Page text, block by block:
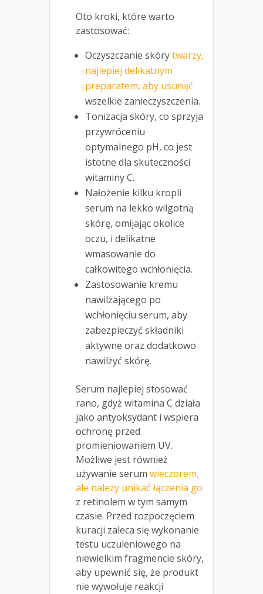
Oto kroki, które warto
zastosować:
Oczyszczanie skórytwarzy,
najlepiej delikatnym
preparatem, aby usunąć
wszelkie zanieczyszczenia.
Tonizacja skóry, co sprzyja
przywróceniu
optymalnego pH, co jest
istotne dla skuteczności
witaminy C.
Nałożenie kilku kropli
serum na lekko wilgotną
skórę, omijając okolice
oczu, i delikatne
wmasowanie do
całkowitego wchłonięcia.
Zastosowanie kremu
nawilżającego po
wchłonięciu serum, aby
zabezpieczyć składniki
aktywne oraz dodatkowo
nawilżyć skórę.
Serum najlepiej stosować
rano, gdyż witamina C działa
jako antyoksydant i wspiera
ochronę przed
promieniowaniem UV.
Możliwe jest również
używanie serum wieczorem,
ale należy unikać łączenia go
z retinolem w tym samym
czasie. Przed rozpoczęciem
kuracji zaleca się wykonanie
testu uczuleniowego na
niewielkim fragmencie skóry,
aby upewnić się, że produkt
nie wywołuje reakcji